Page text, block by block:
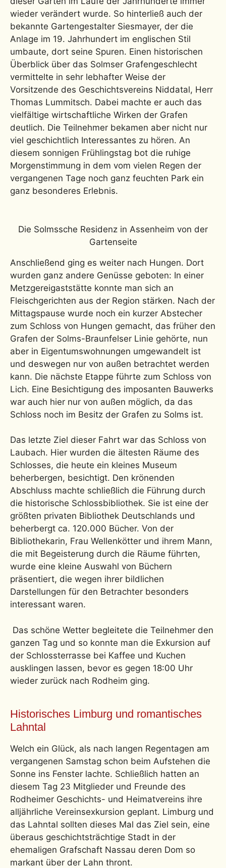
wieder verändert wurde. So hinterließ auch der
bekannte Gartengestalter Siesmayer, der die
Anlage im 19. Jahrhundert im englischen Stil
umbaute, dort seine Spuren. Einen historischen
Überblick über das Solmser Grafengeschlecht
vermittelte in sehr lebhafter Weise der
Vorsitzende des Geschichtsvereins Niddatal, Herr
Thomas Lummitsch. Dabei machte er auch das
vielfältige wirtschaftliche Wirken der Grafen
deutlich. Die Teilnehmer bekamen aber nicht nur
viel geschichtlich Interessantes zu hören. An
diesem sonnigen Frühlingstag bot die ruhige
Morgenstimmung in dem vom vielen Regen der
vergangenen Tage noch ganz feuchten Park ein
ganz besonderes Erlebnis.
Die Solmssche Residenz in Assenheim von der
Gartenseite
Anschließend ging es weiter nach Hungen. Dort
wurden ganz andere Genüsse geboten: In einer
Metzgereigaststätte konnte man sich an
Fleischgerichten aus der Region stärken. Nach der
Mittagspause wurde noch ein kurzer Abstecher
zum Schloss von Hungen gemacht, das früher den
Grafen der Solms-Braunfelser Linie gehörte, nun
aber in Eigentumswohnungen umgewandelt ist
und deswegen nur von außen betrachtet werden
kann. Die nächste Etappe führte zum Schloss von
Lich. Eine Besichtigung des imposanten Bauwerks
war auch hier nur von außen möglich, da das
Schloss noch im Besitz der Grafen zu Solms ist.
Das letzte Ziel dieser Fahrt war das Schloss von
Laubach. Hier wurden die ältesten Räume des
Schlosses, die heute ein kleines Museum
beherbergen, besichtigt. Den krönenden
Abschluss machte schließlich die Führung durch
die historische Schlossbibliothek. Sie ist eine der
größten privaten Bibliothek Deutschlands und
beherbergt ca. 120.000 Bücher. Von der
Bibliothekarin, Frau Wellenkötter und ihrem Mann,
die mit Begeisterung durch die Räume führten,
wurde eine kleine Auswahl von Büchern
präsentiert, die wegen ihrer bildlichen
Darstellungen für den Betrachter besonders
interessant waren.
Das schöne Wetter begleitete die Teilnehmer den
ganzen Tag und so konnte man die Exkursion auf
der Schlossterrasse bei Kaffee und Kuchen
ausklingen lassen, bevor es gegen 18:00 Uhr
wieder zurück nach Rodheim ging.
Historisches Limburg und romantisches
Lahntal
Welch ein Glück, als nach langen Regentagen am
vergangenen Samstag schon beim Aufstehen die
Sonne ins Fenster lachte. Schließlich hatten an
diesem Tag 23 Mitglieder und Freunde des
Rodheimer Geschichts- und Heimatvereins ihre
alljährliche Vereinsexkursion geplant. Limburg und
das Lahntal sollten dieses Mal das Ziel sein, eine
überaus geschichtsträchtige Stadt in der
ehemaligen Grafschaft Nassau deren Dom so
markant über der Lahn thront.